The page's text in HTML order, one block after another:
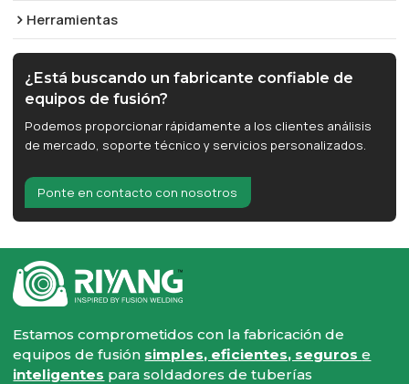
Herramientas
¿Está buscando un fabricante confiable de
equipos de fusión?
Podemos proporcionar rápidamente a los clientes análisis
de mercado, soporte técnico y servicios personalizados.
Ponte en contacto con nosotros
Estamos comprometidos con la fabricación de
equipos de fusión simples, eficientes, segurose
inteligentes para soldadores de tuberías